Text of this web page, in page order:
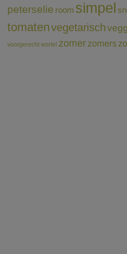
peterselie room simpel
tomatenvegetarisch
voorgerecht wortel zomerzomers